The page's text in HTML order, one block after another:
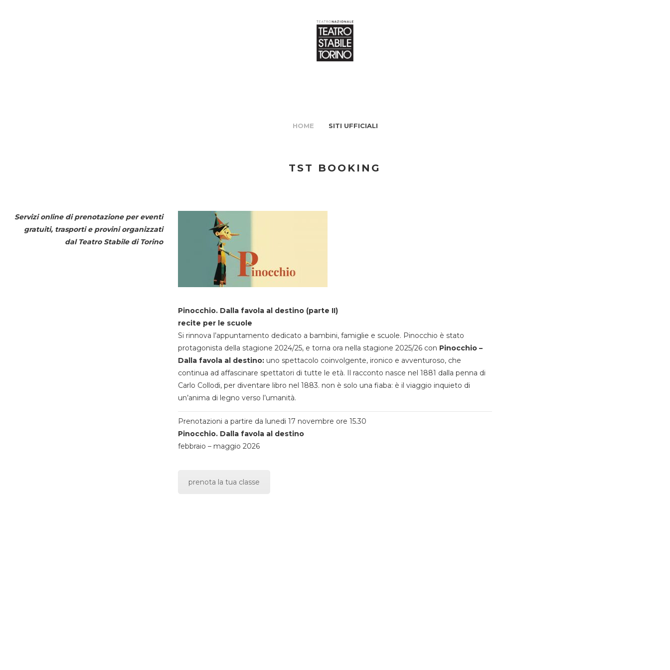
HOME SITI UFFICIALI
TST BOOKING
Servizi online di prenotazione per eventi
gratuiti, trasporti e provini organizzati
dal Teatro Stabile di Torino
Pinocchio. Dalla favola al destino (parte II)
recite per le scuole
Si rinnova l’appuntamento dedicato a bambini, famiglie e scuole. Pinocchio è stato
protagonista della stagione 2024/25, e torna ora nella stagione 2025/26 con Pinocchio –
Dalla favola al destino:uno spettacolo coinvolgente, ironico e avventuroso, che
continua ad affascinare spettatori di tutte le età. Il racconto nasce nel 1881 dalla penna di
Carlo Collodi, per diventare libro nel 1883. non è solo una fiaba: è il viaggio inquieto di
un’anima di legno verso l’umanità.
Prenotazioni a partire da lunedi 17 novembre ore 15.30
Pinocchio. Dalla favola al destino
febbraio – maggio 2026
prenota la tua classe